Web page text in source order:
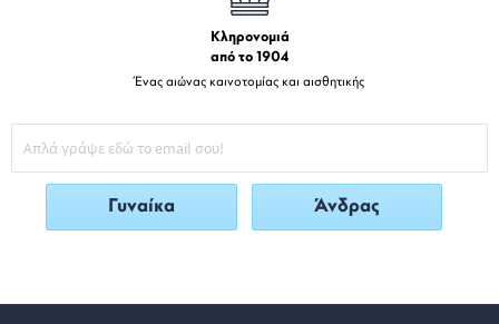
Κληρονομιά
από το 1904
Ένας αιώνας καινοτομίας και αισθητικής
Γυναίκα Άνδρας